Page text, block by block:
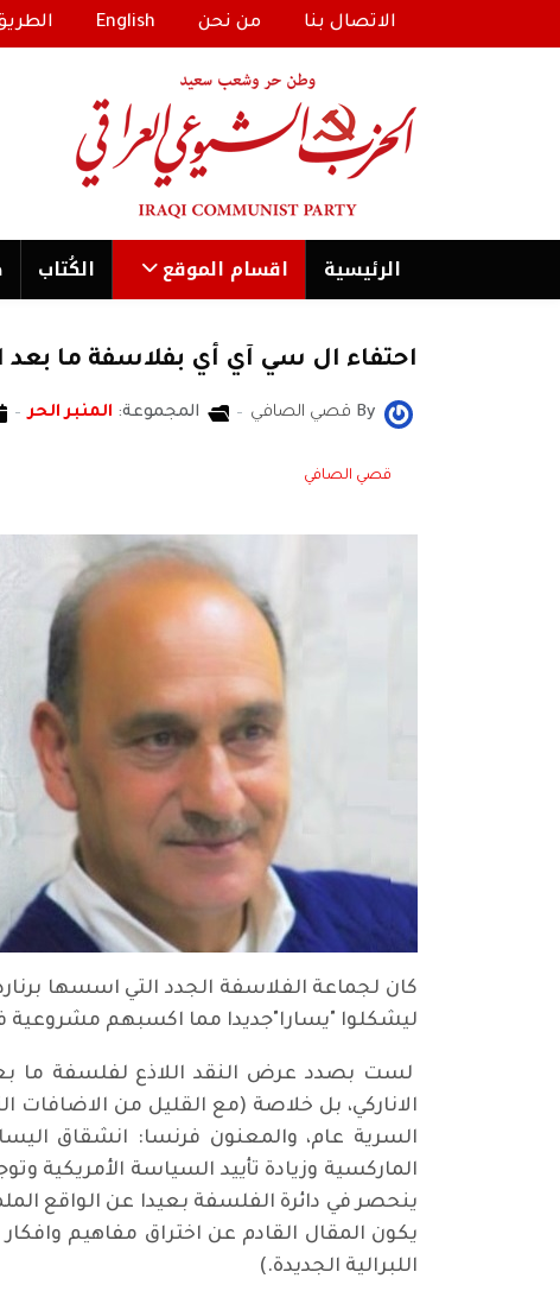
الاتصال بنا من نحن English
الرئیسية اقسام الموقع الكُتاب
احتفاء ال سي آي أي بفلاسفة ما بعد
By قصي الصافي المجموعة: المنبر الحر
قصي الصافي
كان لجماعة الفلاسفة الجدد التي اسسها
ليشكلوا "يسارا"جديدا مما اكسبهم
لست بصدد عرض النقد اللاذع لفلسفة ما
الاناركي، بل خلاصة (مع القليل من
السرية عام، والمعنون فرنسا: انشقاق
الماركسية وزيادة تأييد السياسة
ينحصر في دائرة الفلسفة بعيدا عن الواقع
اللبرالية الجديدة.)